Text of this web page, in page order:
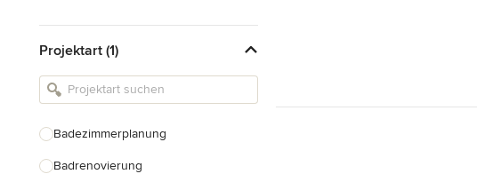
Landschaftsarchitekten
Armaturen & Sanitärbedarf
Einbauschränke
Projektart (1)
Badezimmerplanung
Badrenovierung